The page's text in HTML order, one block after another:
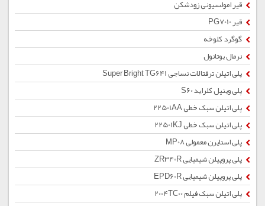
قیر امولسیونی زودشکن
قیر PG7010
گوگرد کلوخه
نرمال بوتانول
پلی اتیلن ترفتالات نساجی Super Bright TG641
پلی وینیل کلراید S60
پلی اتیلن سبک خطی 22501AA
پلی اتیلن سبک خطی 22501KJ
پلی استایرن معمولی MP08
پلی پروپیلن شیمیایی ZR340R
پلی پروپیلن شیمیایی EPD60R
پلی اتیلن سبک فیلم 2004TC00